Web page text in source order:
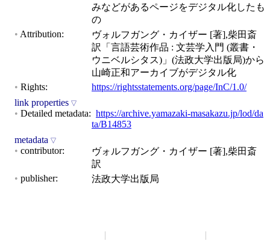
11頁：書込, 付箋, 線引
48頁：線引
55頁：書込, 線引
65頁：書込, 付箋
みなどがあるページをデジタル化したも
の
Attribution
ヴォルフガング・カイザー [著],柴田斎
訳「言語芸術作品 : 文芸学入門 (叢書・
ウニベルシタス)」(法政大学出版局)から
山崎正和アーカイブがデジタル化
Rights
https://rightsstatements.org/page/InC/1.0/
link properties
Detailed metadata
https://archive.yamazaki-masakazu.jp/lod/da
ta/B14853
metadata
contributor
ヴォルフガング・カイザー [著],柴田斎
訳
publisher
法政大学出版局